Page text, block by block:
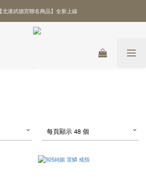
\ 全館優惠88折！滿額再贈好禮 /
【北港武德宮聯名商品】全新上線
\ 全館優惠88折！滿額再贈好禮 /
每頁顯示 48 個